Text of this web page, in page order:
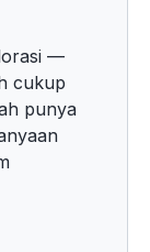
—
cukup
punya